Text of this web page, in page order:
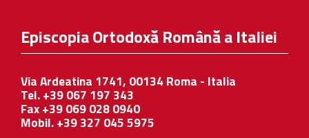
Episcopia Ortodoxă Română a Italiei
Via Ardeatina 1741, 00134 Roma - Italia
Tel. +39 067 197 343
Fax +39 069 028 0940
Mobil. +39 327 045 5975